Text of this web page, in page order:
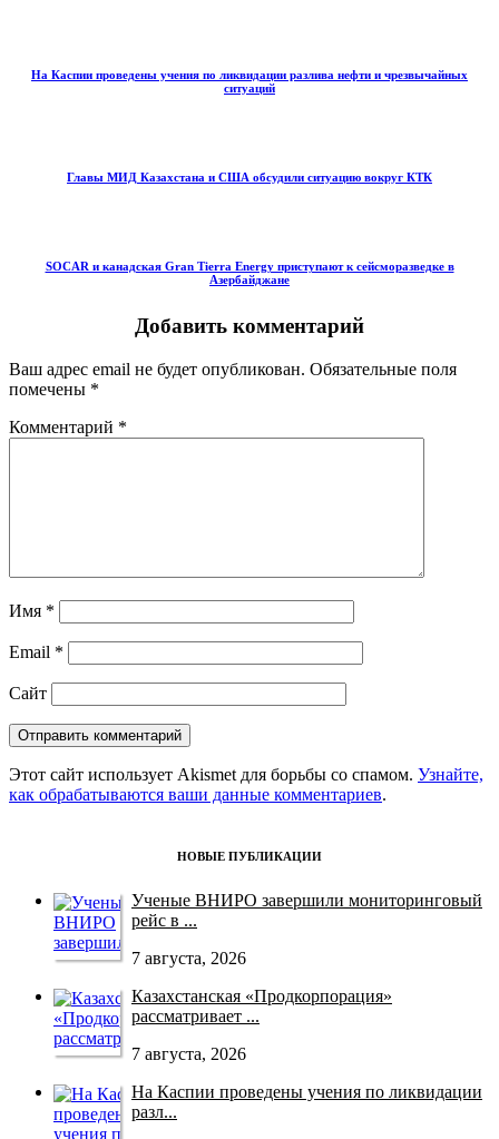
На Каспии проведены учения по ликвидации разлива нефти и чрезвычайных
ситуаций
Главы МИД Казахстана и США обсудили ситуацию вокруг КТК
SOCAR и канадская Gran Tierra Energy приступают к сейсморазведке в
Азербайджане
Добавить комментарий
Ваш адрес email не будет опубликован. Обязательные поля
помечены *
Комментарий *
Имя *
Email *
Сайт
Этот сайт использует Akismet для борьбы со спамом. Узнайте,
как обрабатываются ваши данные комментариев.
НОВЫЕ ПУБЛИКАЦИИ
Ученые ВНИРО завершили мониторинговый
рейс в ...
7 августа, 2026
Казахстанская «Продкорпорация»
рассматривает ...
7 августа, 2026
На Каспии проведены учения по ликвидации
разл...